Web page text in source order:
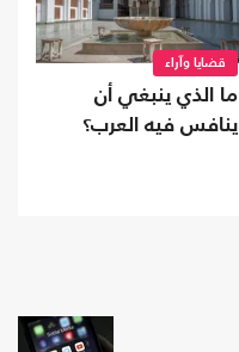
قضايا وآراء
ما الذي ينبغي أن
ينافس فيه العرب؟